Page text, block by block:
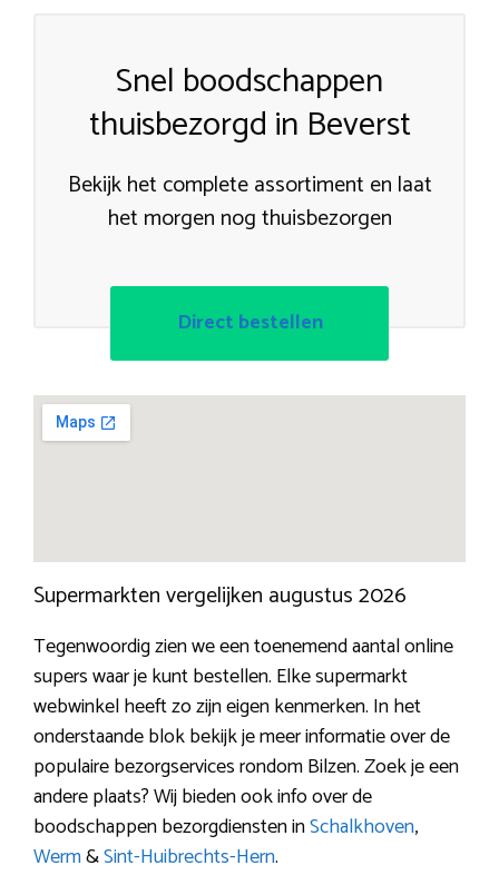
Snel boodschappen
thuisbezorgd in Beverst
Bekijk het complete assortiment en laat
het morgen nog thuisbezorgen
Direct bestellen
Supermarkten vergelijken augustus 2026
Tegenwoordig zien we een toenemend aantal online
supers waar je kunt bestellen. Elke supermarkt
webwinkel heeft zo zijn eigen kenmerken. In het
onderstaande blok bekijk je meer informatie over de
populaire bezorgservices rondom Bilzen. Zoek je een
andere plaats? Wij bieden ook info over de
boodschappen bezorgdiensten inSchalkhoven,
Werm&Sint-Huibrechts-Hern.